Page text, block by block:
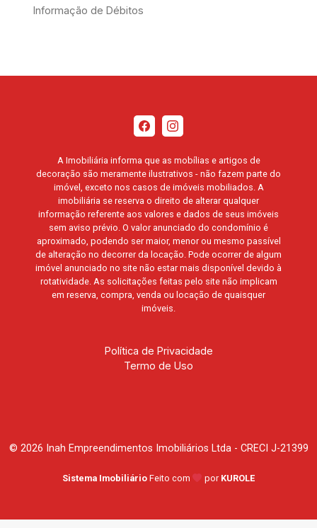
Informação de Débitos
A Imobiliária informa que as mobílias e artigos de
decoração são meramente ilustrativos - não fazem parte do
imóvel, exceto nos casos de imóveis mobiliados. A
imobiliária se reserva o direito de alterar qualquer
informação referente aos valores e dados de seus imóveis
sem aviso prévio. O valor anunciado do condomínio é
aproximado, podendo ser maior, menor ou mesmo passível
de alteração no decorrer da locação. Pode ocorrer de algum
imóvel anunciado no site não estar mais disponível devido à
rotatividade. As solicitações feitas pelo site não implicam
em reserva, compra, venda ou locação de quaisquer
imóveis.
Política de Privacidade
Termo de Uso
© 2026 Inah Empreendimentos Imobiliários Ltda - CRECI J-21399
Sistema Imobiliário Feito com por KUROLE